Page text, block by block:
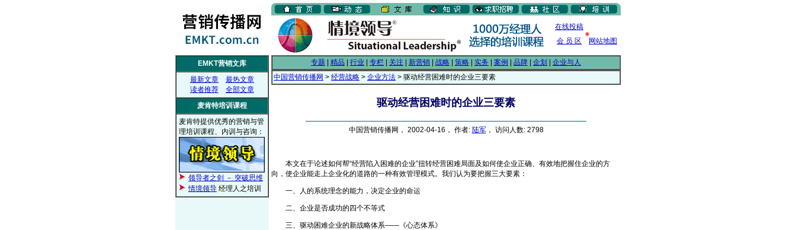
在线投稿
会 员 区
网站地图
EMKT营销文库
最新文章
最热文章
读者推荐
全部文章
麦肯特培训课程
麦肯特提供优秀的营销与管
理培训课程、内训与咨询：
领导者之剑 － 突破思维
情境领导 经理人之培训
专题 精品 行业 专栏 关注 新营销 战略 策略 实务 案例 品牌 企划
企业与人
中国营销传播网 > 经营战略 > 企业方法 > 驱动经营困难时的企业三要素
驱动经营困难时的企业三要素
中国营销传播网， 2002-04-16， 作者: 陆军， 访问人数: 2798
本文在于论述如何帮“经营陷入困难的企业”扭转经营困难局面及如何使企业正确、有效地把握住企业的方
向，使企业能走上企业化的道路的一种有效管理模式。我们认为要把握三大要素：
一、人的系统理念的能力，决定企业的命运
二、企业是否成功的四个不等式
三、驱动困难企业的新战略体系——《心态体系》